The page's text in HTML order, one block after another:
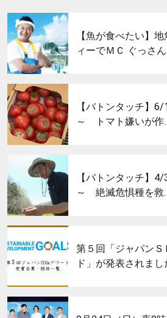
サムネイル
【魚が食べたい】
ィーでＭＣ ぐっさ
【バトンタッチ】
～ トマト嫌いが作
【バトンタッチ】
～ 絶滅危惧種を救
サムネイル
第５回「ジャパンＳ
ド」が発表されまし
サムネイル